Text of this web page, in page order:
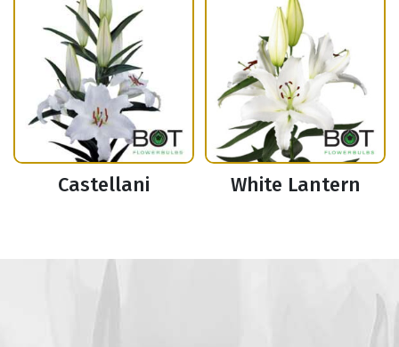
Castellani White Lantern